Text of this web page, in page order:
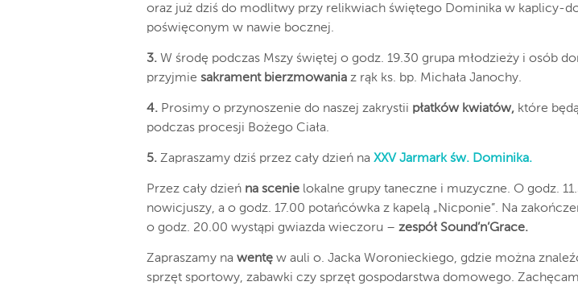
oraz już dziś do modlitwy przy relikwiach świętego Dominika w kaplicy-
poświęconym w nawie bocznej.
3. W środę podczas Mszy świętej o godz. 19.30 grupa młodzieży i osób
przyjmie sakrament bierzmowania z rąk ks. bp. Michała Janochy.
4. Prosimy o przynoszenie do naszej zakrystii płatków kwiatów, które
podczas procesji Bożego Ciała.
5. Zapraszamy dziś przez cały dzień na XXV Jarmark św. Dominika.
Przez cały dzień na scenie lokalne grupy taneczne i muzyczne. O godz.
nowicjuszy, a o godz. 17.00 potańcówka z kapelą „Nicponie”. Na
o godz. 20.00 wystąpi gwiazda wieczoru – zespół Sound’n’Grace.
Zapraszamy na wentę w auli o. Jacka Woronieckiego, gdzie można
sprzęt sportowy, zabawki czy sprzęt gospodarstwa domowego.